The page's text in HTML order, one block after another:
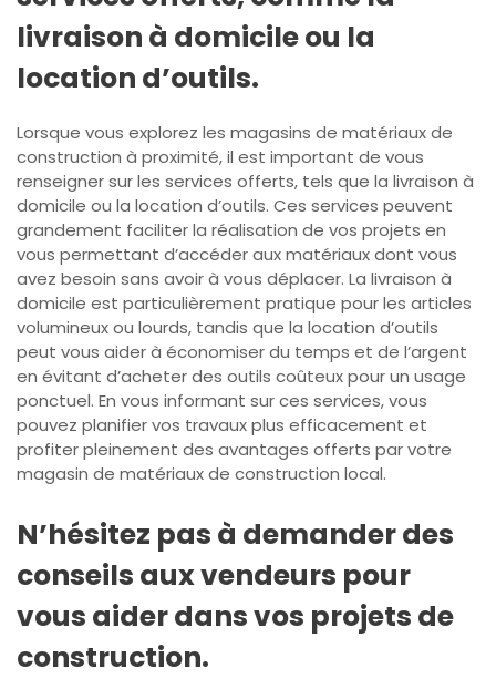
livraison à domicile ou la
location d’outils.
Lorsque vous explorez les magasins de matériaux de
construction à proximité, il est important de vous
renseigner sur les services offerts, tels que la livraison à
domicile ou la location d’outils. Ces services peuvent
grandement faciliter la réalisation de vos projets en
vous permettant d’accéder aux matériaux dont vous
avez besoin sans avoir à vous déplacer. La livraison à
domicile est particulièrement pratique pour les articles
volumineux ou lourds, tandis que la location d’outils
peut vous aider à économiser du temps et de l’argent
en évitant d’acheter des outils coûteux pour un usage
ponctuel. En vous informant sur ces services, vous
pouvez planifier vos travaux plus efficacement et
profiter pleinement des avantages offerts par votre
magasin de matériaux de construction local.
N’hésitez pas à demander des
conseils aux vendeurs pour
vous aider dans vos projets de
construction.